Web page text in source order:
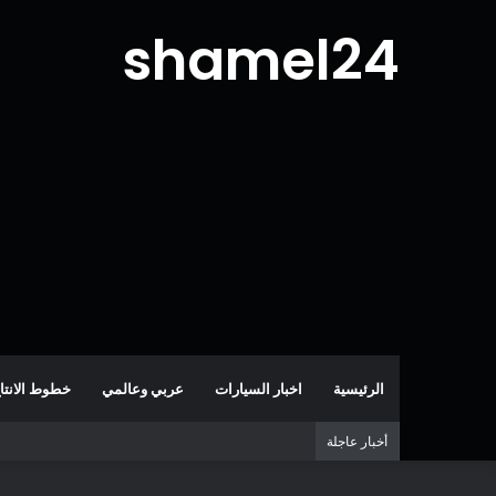
shamel24
الرئيسية اخبار السيارات عربي وعالمي خطوط
أخبار عاجلة